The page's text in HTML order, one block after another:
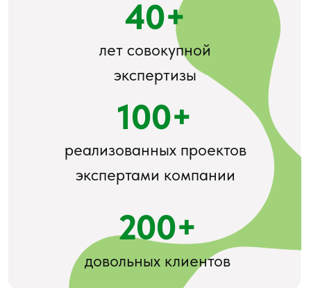
Нажимая на кнопку, вы соглашаетесь с
политикой конфиденциальности
Отправить